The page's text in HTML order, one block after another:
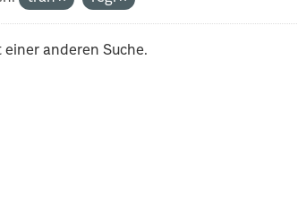
einer anderen Suche.